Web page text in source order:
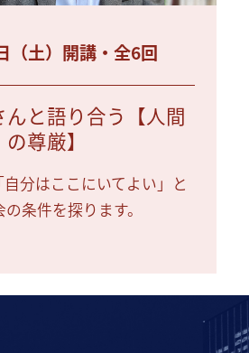
（土）開講・全6回
んと語り合う【人間
の尊厳】
分はここにいてよい」と
条件を探ります。